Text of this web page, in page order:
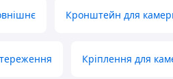
Кронштейн для
Кріплення для